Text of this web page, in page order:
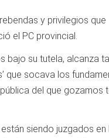
y privilegios que
el PC provincial.
bajo su tutela, alcanza
que socava los
del que gozamos
siendo juzgados en